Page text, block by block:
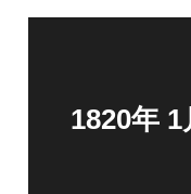
1820年 1